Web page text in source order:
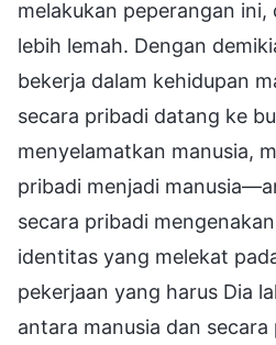
melakukan peperangan ini,
lebih lemah. Dengan
bekerja dalam kehidupan
secara pribadi datang ke
menyelamatkan manusia,
pribadi menjadi
secara pribadi
identitas yang melekat
pekerjaan yang harus Dia
antara manusia dan secara